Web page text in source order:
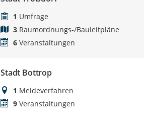
1 Umfrage
3 Raumordnungs-/Bauleitpläne
6 Veranstaltungen
Stadt Bottrop
1 Meldeverfahren
9 Veranstaltungen